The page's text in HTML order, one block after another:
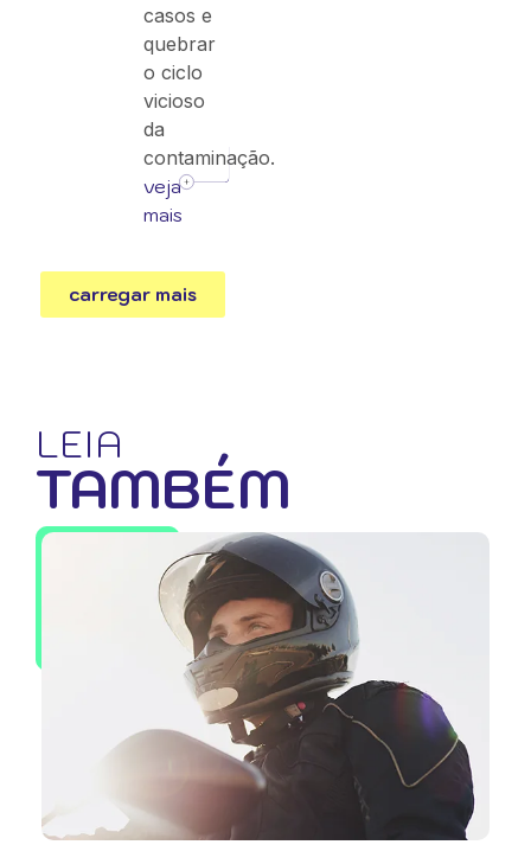
casos e
quebrar
o ciclo
vicioso
da
contaminação.
veja
mais
carregar mais
LEIA
TAMBÉM